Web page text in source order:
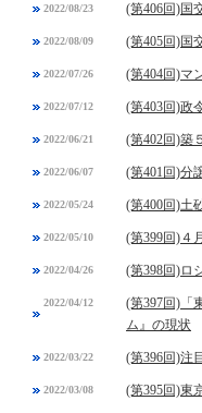
2022/08/23 (第406回)国
2022/08/09 (第405回)国
2022/07/26 (第404回)マ
2022/07/12 (第403回)政
2022/06/21 (第402回)築
2022/06/07 (第401回)分
2022/05/24 (第400回)土
2022/05/10 (第399回)４
2022/04/26 (第398回)ロ
2022/04/12
(第397回)「
ム』の現状
2022/03/22 (第396回)注
2022/03/08 (第395回)東